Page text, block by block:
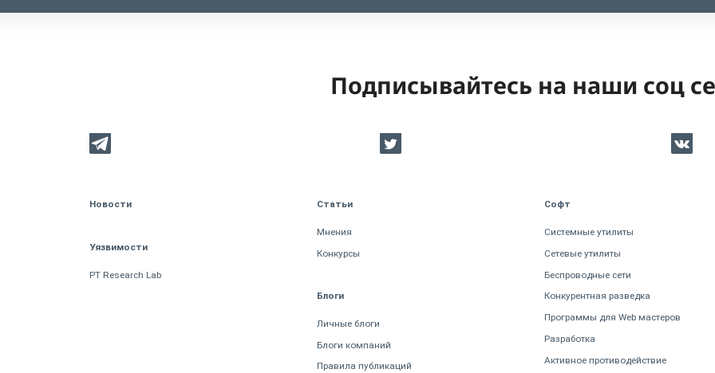
Подписывайтесь на наши соц
Новости
Уязвимости
PT Research Lab
Статьи
Мнения
Конкурсы
Блоги
Личные блоги
Блоги компаний
Правила публикаций
Софт
Системные утилиты
Сетевые утилиты
Беспроводные сети
Конкурентная разведка
Программы для Web мастеров
Разработка
Активное противодействие